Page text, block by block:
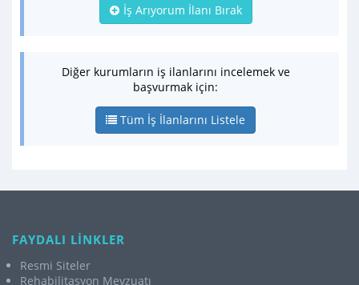
İş Arıyorum İlanı Bırak
Diğer kurumların iş ilanlarını incelemek ve
başvurmak için:
Tüm İş İlanlarını Listele
FAYDALI LİNKLER
Resmi Siteler
Rehabilitasyon Mevzuatı